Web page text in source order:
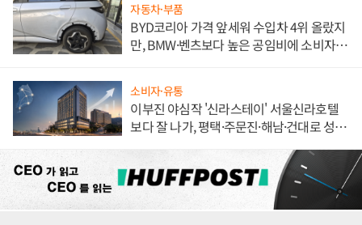
자동차·부품
BYD코리아 가격 앞세워 수입차 4위 올랐지
만, BMW·벤츠보다 높은 공임비에 소비자
소비자·유통
이부진 야심작 '신라스테이' 서울신라호텔
보다 잘 나가, 평택·주문진·해남·건대로 성